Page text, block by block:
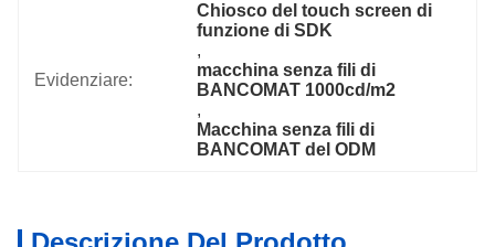
Evidenziare:
Chiosco del touch screen di
funzione di SDK
,
macchina senza fili di
BANCOMAT 1000cd/m2
,
Macchina senza fili di
BANCOMAT del ODM